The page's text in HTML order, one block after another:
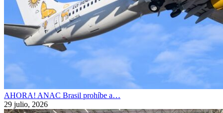
AHORA! ANAC Brasil prohíbe a…
29 julio, 2026